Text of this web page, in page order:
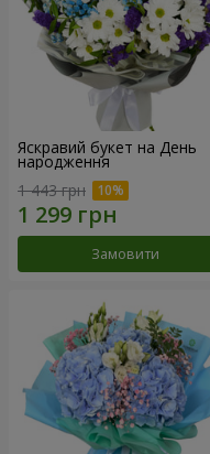
Яскравий букет на День
народження
1 443 грн
Замовити